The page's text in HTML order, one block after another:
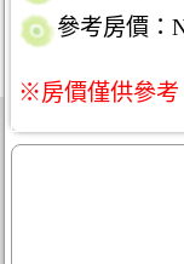
參考房價：
※房價僅供參